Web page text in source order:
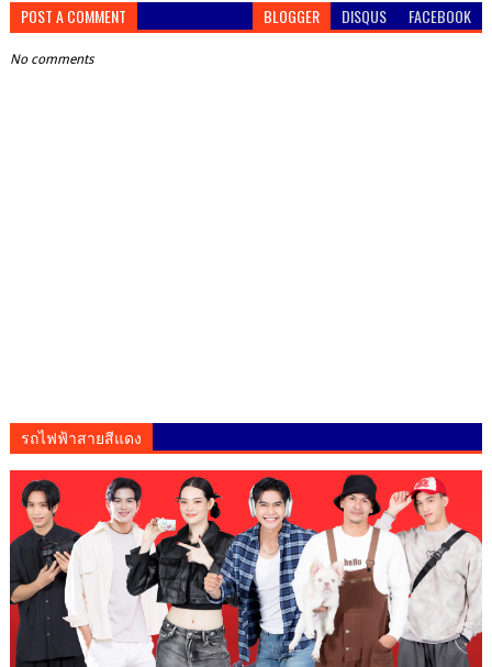
POST A COMMENT BLOGGER DISQUS FACEBOOK
No comments
รถไฟฟ้าสายสีแดง